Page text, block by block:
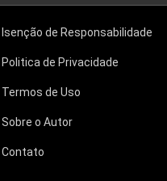
Isenção de Responsabilidade
Politica de Privacidade
Termos de Uso
Sobre o Autor
Contato